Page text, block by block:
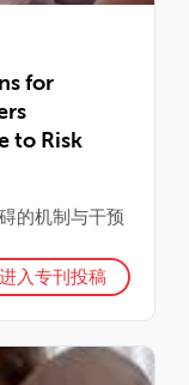
for
to Risk
的机制与干预
进入专刊投稿